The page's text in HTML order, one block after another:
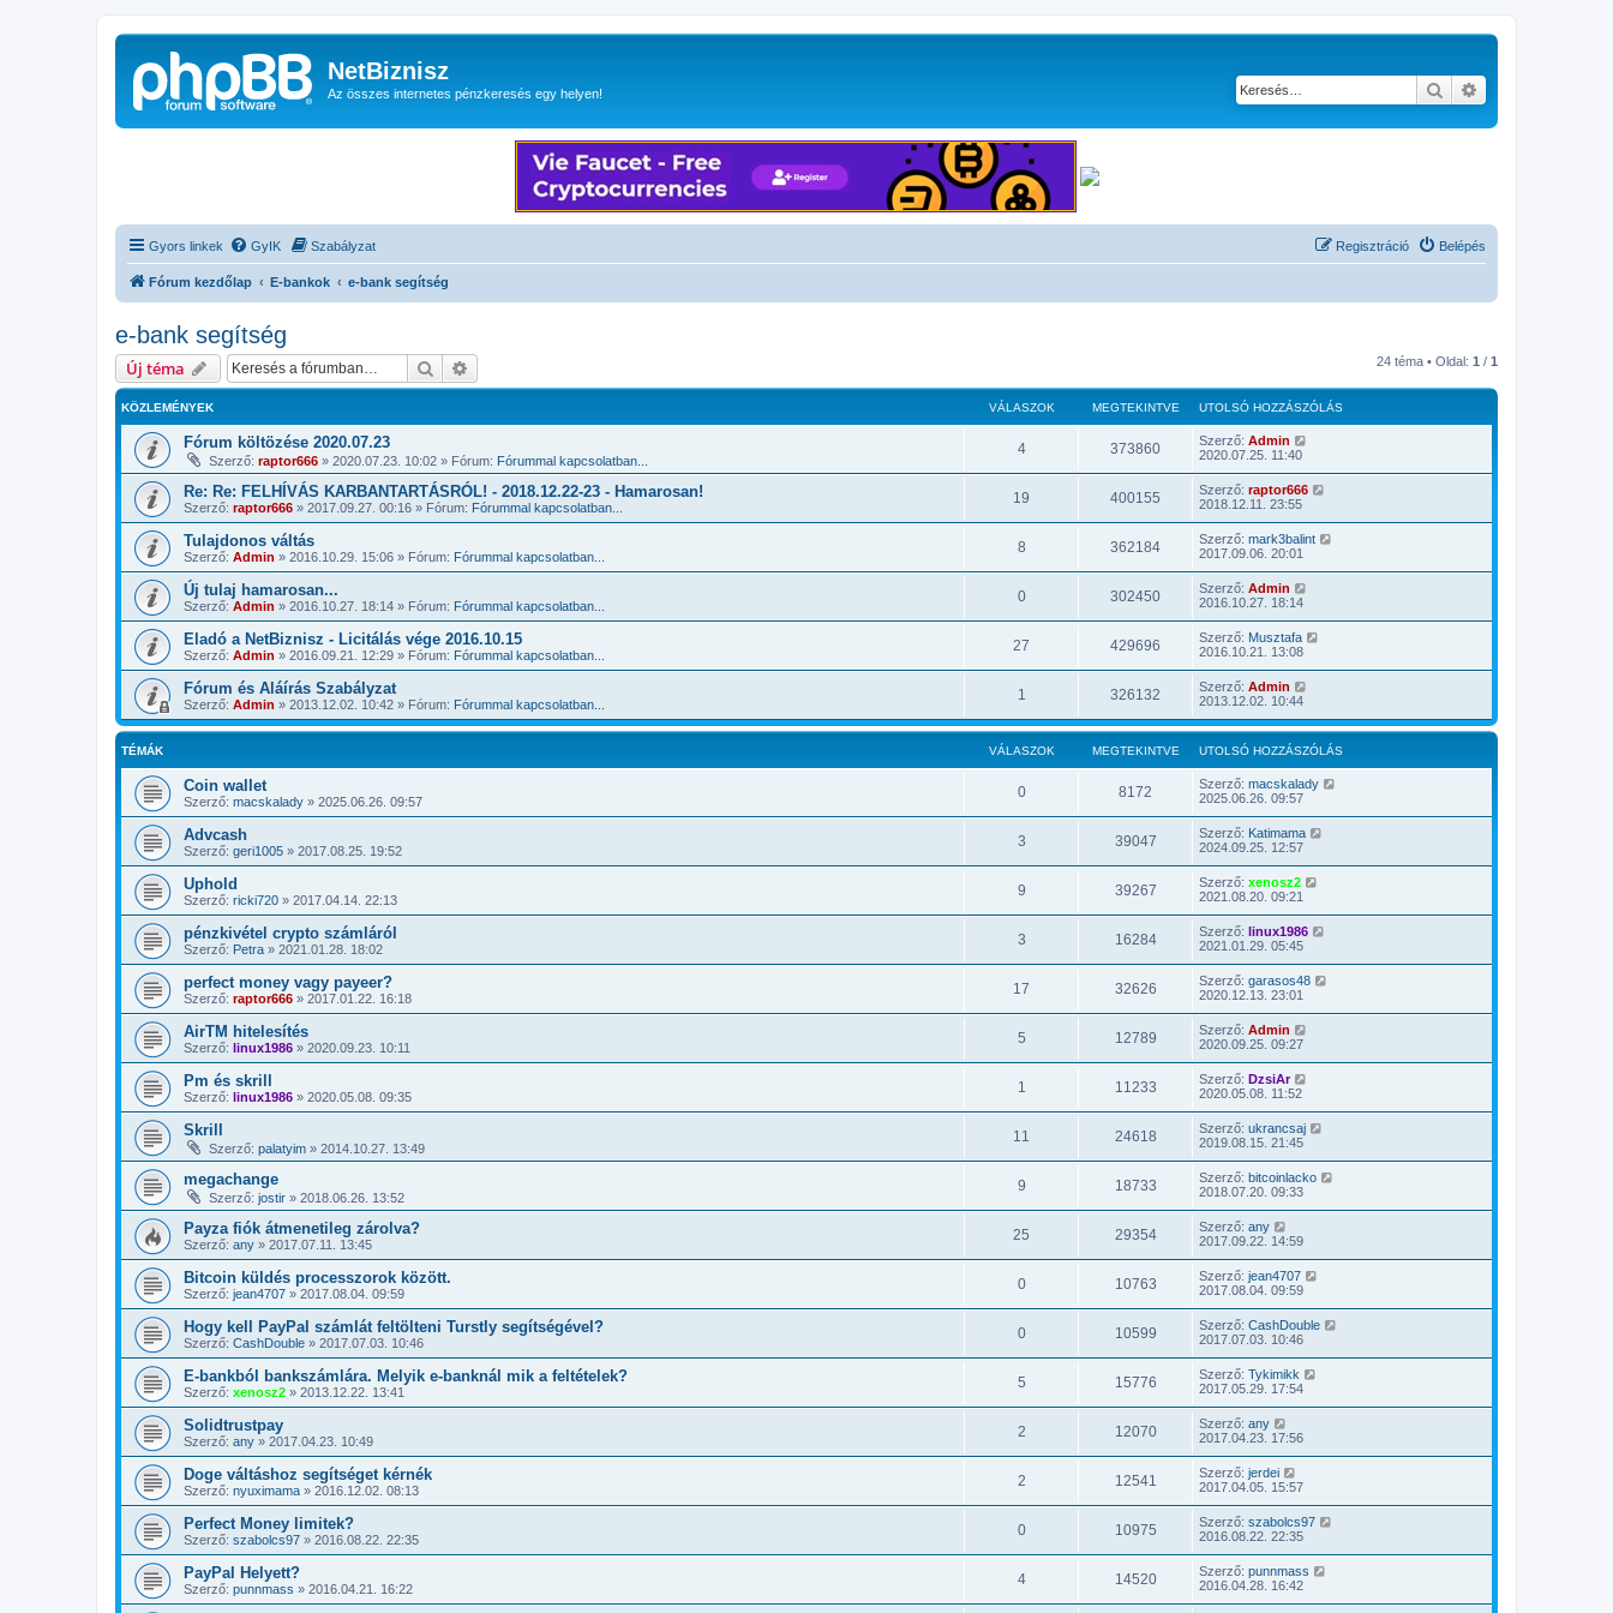
NetBiznisz
Az összes internetes pénzkeresés egy helyen! Keresés
Gyors linkek GyIK Szabályzat Belépés
Regisztráció
Fórum kezdőlap E-bankok e-bank segítség
e-bank segítség
Új téma Keresés 24 téma • Oldal: 1 / 1
KÖZLEMÉNYEK VÁLASZOK MEGTEKINTVE UTOLSÓ HOZZÁSZÓLÁS
Fórum költözése 2020.07.23
Szerző: raptor666 » 2020.07.23. 10:02 » Fórum: Fórummal kapcsolatban...
4 373860 Szerző: Admin
2020.07.25. 11:40
Re: Re: FELHÍVÁS KARBANTARTÁSRÓL! - 2018.12.22-23 - Hamarosan!
Szerző: raptor666 » 2017.09.27. 00:16 » Fórum: Fórummal kapcsolatban...
19 400155 Szerző: raptor666
2018.12.11. 23:55
Tulajdonos váltás
Szerző: Admin » 2016.10.29. 15:06 » Fórum: Fórummal kapcsolatban...
8 362184 Szerző: mark3balint
2017.09.06. 20:01
Új tulaj hamarosan...
Szerző: Admin » 2016.10.27. 18:14 » Fórum: Fórummal kapcsolatban...
0 302450 Szerző: Admin
2016.10.27. 18:14
Eladó a NetBiznisz - Licitálás vége 2016.10.15
Szerző: Admin » 2016.09.21. 12:29 » Fórum: Fórummal kapcsolatban...
27 429696 Szerző: Musztafa
2016.10.21. 13:08
Fórum és Aláírás Szabályzat
Szerző: Admin » 2013.12.02. 10:42 » Fórum: Fórummal kapcsolatban...
1 326132 Szerző: Admin
2013.12.02. 10:44
TÉMÁK VÁLASZOK MEGTEKINTVE UTOLSÓ HOZZÁSZÓLÁS
Coin wallet
Szerző: macskalady » 2025.06.26. 09:57
0 8172 Szerző: macskalady
2025.06.26. 09:57
Advcash
Szerző: geri1005 » 2017.08.25. 19:52
3 39047 Szerző: Katimama
2024.09.25. 12:57
Uphold
Szerző: ricki720 » 2017.04.14. 22:13
9 39267 Szerző: xenosz2
2021.08.20. 09:21
pénzkivétel crypto számláról
Szerző: Petra » 2021.01.28. 18:02
3 16284 Szerző: linux1986
2021.01.29. 05:45
perfect money vagy payeer?
Szerző: raptor666 » 2017.01.22. 16:18
17 32626 Szerző: garasos48
2020.12.13. 23:01
AirTM hitelesítés
Szerző: linux1986 » 2020.09.23. 10:11
5 12789 Szerző: Admin
2020.09.25. 09:27
Pm és skrill
Szerző: linux1986 » 2020.05.08. 09:35
1 11233 Szerző: DzsiAr
2020.05.08. 11:52
Skrill
Szerző: palatyim » 2014.10.27. 13:49
11 24618 Szerző: ukrancsaj
2019.08.15. 21:45
megachange
Szerző: jostir » 2018.06.26. 13:52
9 18733 Szerző: bitcoinlacko
2018.07.20. 09:33
Payza fiók átmenetileg zárolva?
Szerző: any » 2017.07.11. 13:45
25 29354 Szerző: any
2017.09.22. 14:59
Bitcoin küldés processzorok között.
Szerző: jean4707 » 2017.08.04. 09:59
0 10763 Szerző: jean4707
2017.08.04. 09:59
Hogy kell PayPal számlát feltölteni Turstly segítségével?
Szerző: CashDouble » 2017.07.03. 10:46
0 10599 Szerző: CashDouble
2017.07.03. 10:46
E-bankból bankszámlára. Melyik e-banknál mik a feltételek?
Szerző: xenosz2 » 2013.12.22. 13:41
5 15776 Szerző: Tykimikk
2017.05.29. 17:54
Solidtrustpay
Szerző: any » 2017.04.23. 10:49
2 12070 Szerző: any
2017.04.23. 17:56
Doge váltáshoz segítséget kérnék
Szerző: nyuximama » 2016.12.02. 08:13
2 12541 Szerző: jerdei
2017.04.05. 15:57
Perfect Money limitek?
Szerző: szabolcs97 » 2016.08.22. 22:35
0 10975 Szerző: szabolcs97
2016.08.22. 22:35
PayPal Helyett?
Szerző: punnmass » 2016.04.21. 16:22
4 14520 Szerző: punnmass
2016.04.28. 16:42